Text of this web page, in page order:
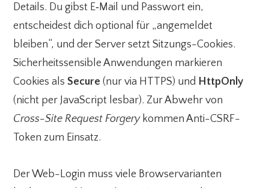
Details. Du gibst E‑Mail und Passwort ein,
entscheidest dich optional für „angemeldet
bleiben“, und der Server setzt Sitzungs-Cookies.
Sicherheitssensible Anwendungen markieren
Cookies alsSecure (nur via HTTPS) und HttpOnly
(nicht per JavaScript lesbar). Zur Abwehr von
Cross-Site Request Forgerykommen Anti-CSRF-
Token zum Einsatz.
Der Web-Login muss viele Browservarianten